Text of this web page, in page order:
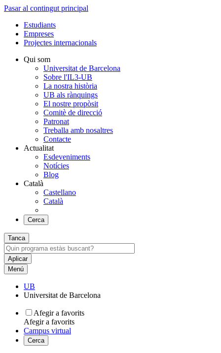
Pasar al contingut principal
Estudiants
Empreses
Projectes internacionals
Qui som
Universitat de Barcelona
Sobre l'IL3-UB
La nostra història
UB als rànquings
El nostre propòsit
Comitè de direcció
Patronat
Treballa amb nosaltres
Contacte
Actualitat
Esdeveniments
Notícies
Blog
Català
Castellano
Català
Cerca
Tanca
Menú
UB
Universitat de Barcelona
Afegir a favorits
Afegir a favorits
Campus virtual
Cerca